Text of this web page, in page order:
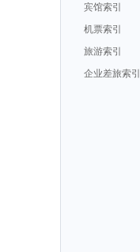
宾馆索引
机票索引
旅游索引
企业差旅索引